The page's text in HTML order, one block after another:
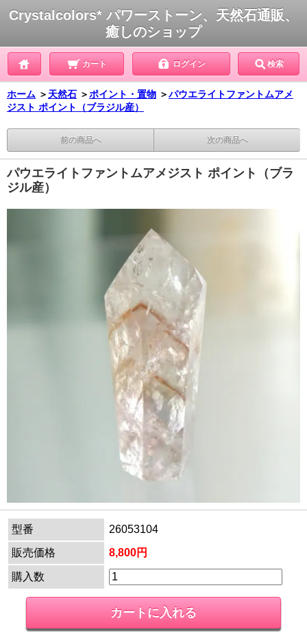
Crystalcolors* パワーストーン、天然石通販、
癒しのショップ
カート ログイン 検索
ホーム ＞ 天然石 ＞ポイント・置物 ＞パウエライトファントムアメ
ジスト ポイント（ブラジル産）
前の商品へ 次の商品へ
パウエライトファントムアメジスト ポイント（ブラ
ジル産）
型番
26053104
販売価格
8,800円
購入数